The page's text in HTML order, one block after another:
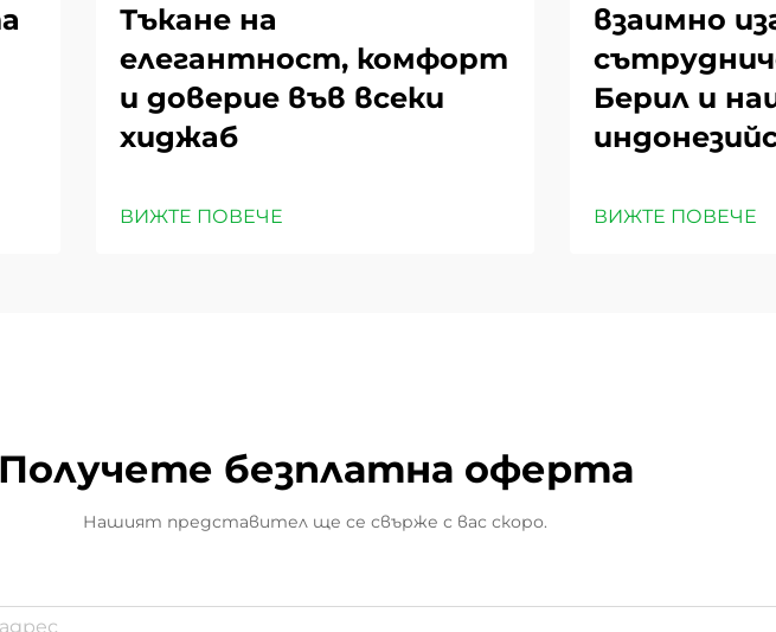
Тъкане на
елегантност, комфорт
и доверие във всеки
хиджаб
ВИЖТЕ ПОВЕЧЕ
взаимно
Берил и
ВИЖТЕ ПОВЕЧЕ
Получете безплатна оферта
Нашият представител ще се свърже с вас скоро.